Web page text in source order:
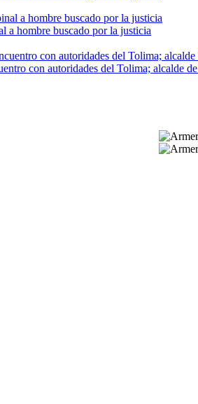
a hombre buscado por la justicia
con autoridades del Tolima; alcalde